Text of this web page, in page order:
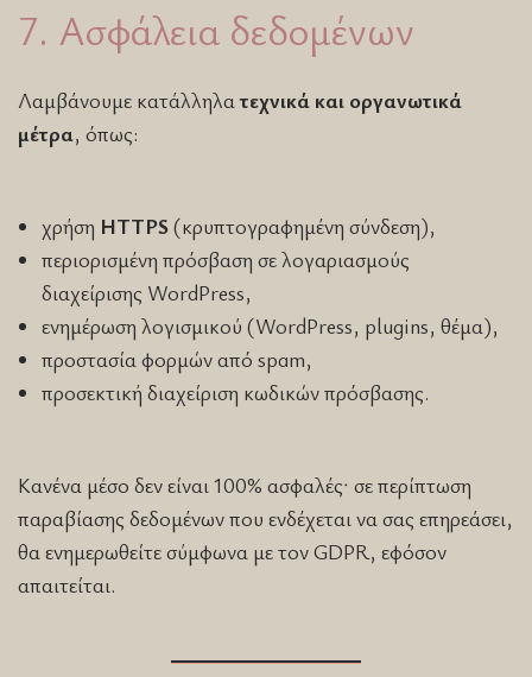
7. Ασφάλεια δεδομένων
Λαμβάνουμε κατάλληλατεχνικά και οργανωτικά
μέτρα, όπως:
χρήση HTTPS(κρυπτογραφημένη σύνδεση),
περιορισμένη πρόσβαση σε λογαριασμούς
διαχείρισης WordPress,
ενημέρωση λογισμικού (WordPress, plugins, θέμα),
προστασία φορμών από spam,
προσεκτική διαχείριση κωδικών πρόσβασης.
Κανένα μέσο δεν είναι 100% ασφαλές· σε περίπτωση
παραβίασης δεδομένων που ενδέχεται να σας επηρεάσει,
θα ενημερωθείτε σύμφωνα με τον GDPR, εφόσον
απαιτείται.